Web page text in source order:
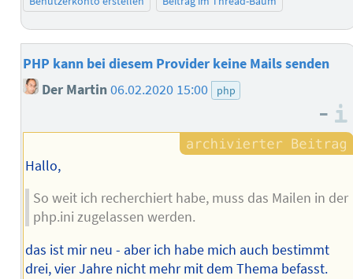
PHP kann bei diesem Provider keine Mails senden
Der Martin06.02.2020 15:00 php
–
Hallo,
So weit ich recherchiert habe, muss das Mailen in der
php.ini zugelassen werden.
das ist mir neu - aber ich habe mich auch bestimmt
drei, vier Jahre nicht mehr mit dem Thema befasst.